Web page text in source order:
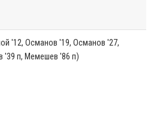
'12, Османов '19, Османов '27,
'39 п, Мемешев '86 п)